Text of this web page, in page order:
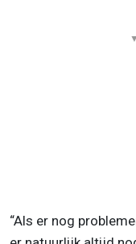
“Als er nog